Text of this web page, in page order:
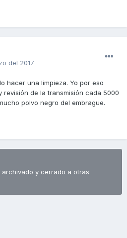
del 2017
hacer una limpieza. Yo por eso
revisión de la transmisión cada 5000
polvo negro del embrague.
archivado y cerrado a otras